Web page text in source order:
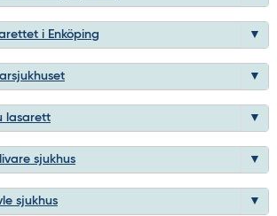
i Enköping
lasarett
sjukhus
sjukhus